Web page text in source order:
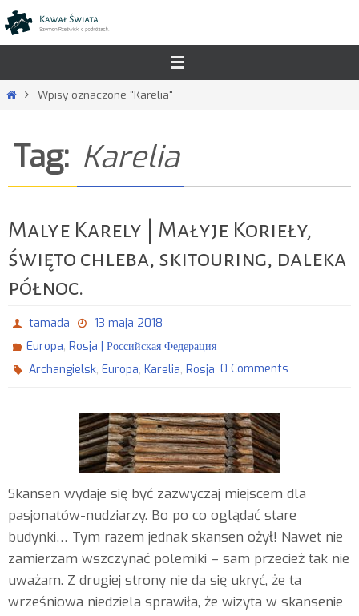
Przejdź
do
StronaWpisy oznaczone "Karelia"
Tag: Karelia
Malye Karely | Małyje Korieły,
święto chleba, skitouring, daleka
północ.
tamada
13 maja 2018
Europa,Rosja | Российская Федерация
Archangielsk,Europa,Karelia,Rosja 0 Comments
Skansen wydaje się być zazwyczaj miejscem dla
pasjonatów-nudziarzy. Bo po co oglądać stare
budynki… Tym razem jednak skansen ożył! Nawet nie
zamierzam wszczynać polemiki – sam przecież tak nie
uważam. Z drugiej strony nie da się ukryć, że ta
wrześniowa niedziela sprawiła, że wizyta w skansenie